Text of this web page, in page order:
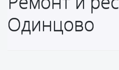
Одинцово